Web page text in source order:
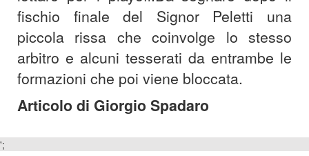
fischio finale del Signor Peletti una
piccola rissa che coinvolge lo stesso
arbitro e alcuni tesserati da entrambe le
formazioni che poi viene bloccata.
Articolo di Giorgio Spadaro
';